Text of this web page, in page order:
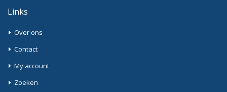
Links
Over ons
Contact
My account
Zoeken